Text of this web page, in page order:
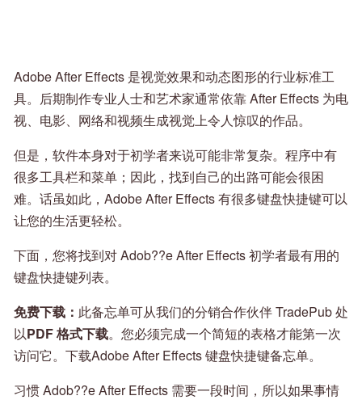
Adobe After Effects 是视觉效果和动态图形的行业标准工
具。后期制作专业人士和艺术家通常依靠 After Effects 为电
视、电影、网络和视频生成视觉上令人惊叹的作品。
但是，软件本身对于初学者来说可能非常复杂。程序中有
很多工具栏和菜单；因此，找到自己的出路可能会很困
难。话虽如此，Adobe After Effects 有很多键盘快捷键可以
让您的生活更轻松。
下面，您将找到对 Adob??e After Effects 初学者最有用的
键盘快捷键列表。
免费下载： 此备忘单可从我们的分销合作伙伴 TradePub 处
以PDF 格式下载。您必须完成一个简短的表格才能第一次
访问它。下载Adobe After Effects 键盘快捷键备忘单。
习惯 Adob??e After Effects 需要一段时间，所以如果事情